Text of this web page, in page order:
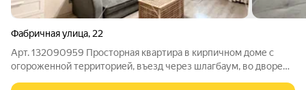
Фабричная улица, 22
Арт. 132090959 Просторная квартира в кирпичном доме с
огороженной территорией, въезд через шлагбаум, во дворе